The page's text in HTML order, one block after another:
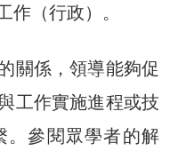
作（行政）。
關係，領導能夠促
工作實施進程或技
。參閱眾學者的解